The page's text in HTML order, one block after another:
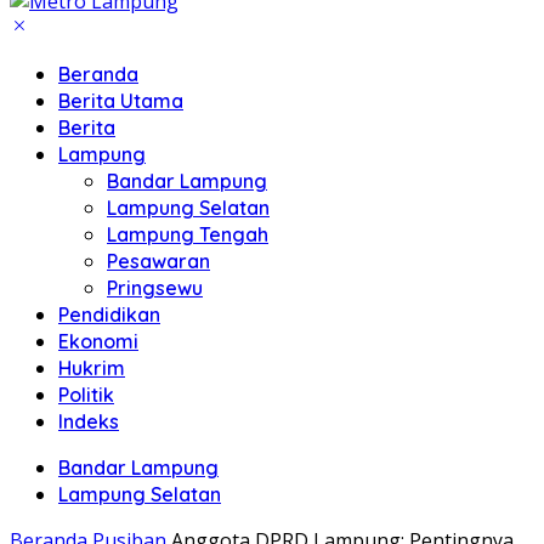
Beranda
Berita Utama
Berita
Lampung
Bandar Lampung
Lampung Selatan
Lampung Tengah
Pesawaran
Pringsewu
Pendidikan
Ekonomi
Hukrim
Politik
Indeks
Bandar Lampung
Lampung Selatan